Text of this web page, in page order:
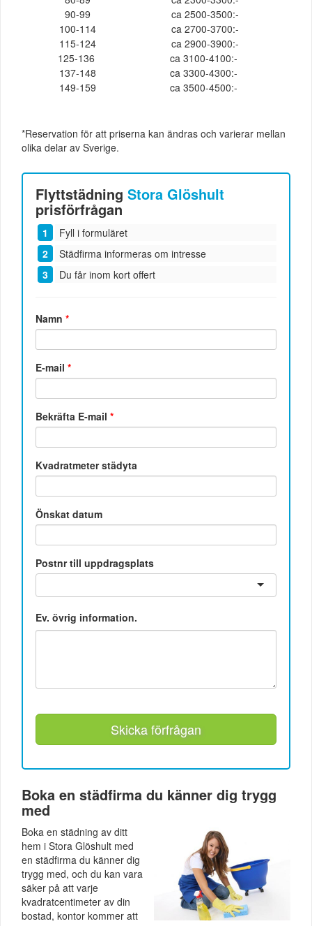
90-99
ca 2500-3500:-
100-114
ca 2700-3700:-
115-124
ca 2900-3900:-
125-136
ca 3100-4100:-
137-148
ca 3300-4300:-
149-159
ca 3500-4500:-
*Reservation för att priserna kan ändras och varierar mellan
olika delar av Sverige.
FlyttstädningStora Glöshult
prisförfrågan
Fyll i formuläret
Städfirma informeras om intresse
Du får inom kort offert
Namn*
E-mail*
Bekräfta E-mail*
Kvadratmeter städyta
Önskat datum
Postnr till uppdragsplats
Ev. övrig information.
Skicka förfrågan
Boka en städfirma du känner dig trygg
med
Boka en städning av ditt
hem i Stora Glöshult med
en städfirma du känner dig
trygg med, och du kan vara
säker på att varje
kvadratcentimeter av din
bostad, kontor kommer att